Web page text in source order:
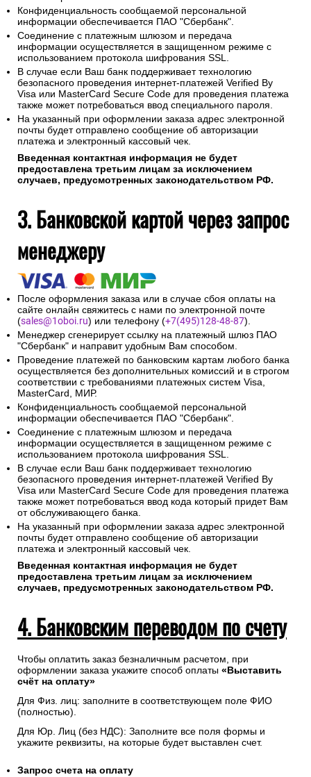
Конфиденциальность сообщаемой персональной
информации обеспечивается ПАО "Сбербанк".
Соединение с платежным шлюзом и передача
информации осуществляется в защищенном режиме с
использованием протокола шифрования SSL.
В случае если Ваш банк поддерживает технологию
безопасного проведения интернет-платежей Verified By
Visa или MasterCard Secure Code для проведения платежа
также может потребоваться ввод специального пароля.
На указанный при оформлении заказа адрес электронной
почты будет отправлено сообщение об авторизации
платежа и электронный кассовый чек.
Введенная контактная информация не будет
предоставлена третьим лицам за исключением
случаев, предусмотренных законодательством РФ.
3. Банковской картой через запрос
менеджеру
После оформления заказа или в случае сбоя оплаты на
сайте онлайн свяжитесь с нами по электронной почте
(sales@1oboi.ru) или телефону (+7(495)128-48-87).
Менеджер сгенерирует ссылку на платежный шлюз ПАО
"Сбербанк" и направит удобным Вам способом.
Проведение платежей по банковским картам любого банка
осуществляется без дополнительных комиссий и в строгом
соответствии с требованиями платежных систем Visa,
MasterCard, МИР.
Конфиденциальность сообщаемой персональной
информации обеспечивается ПАО "Сбербанк".
Соединение с платежным шлюзом и передача
информации осуществляется в защищенном режиме с
использованием протокола шифрования SSL.
В случае если Ваш банк поддерживает технологию
безопасного проведения интернет-платежей Verified By
Visa или MasterCard Secure Code для проведения платежа
также может потребоваться ввод кода который придет Вам
от обслуживающего банка.
На указанный при оформлении заказа адрес электронной
почты будет отправлено сообщение об авторизации
платежа и электронный кассовый чек.
Введенная контактная информация не будет
предоставлена третьим лицам за исключением
случаев, предусмотренных законодательством РФ.
4. Банковским переводом по счету
Чтобы оплатить заказ безналичным расчетом, при
оформлении заказа укажите способ оплаты «Выставить
счёт на оплату»
Для Физ. лиц: заполните в соответствующем поле ФИО
(полностью).
Для Юр. Лиц (без НДС): Заполните все поля формы и
укажите реквизиты, на которые будет выставлен счет.
Запрос счета на оплату